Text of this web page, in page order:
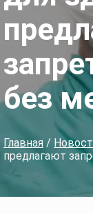
без
Главная /
предлагают